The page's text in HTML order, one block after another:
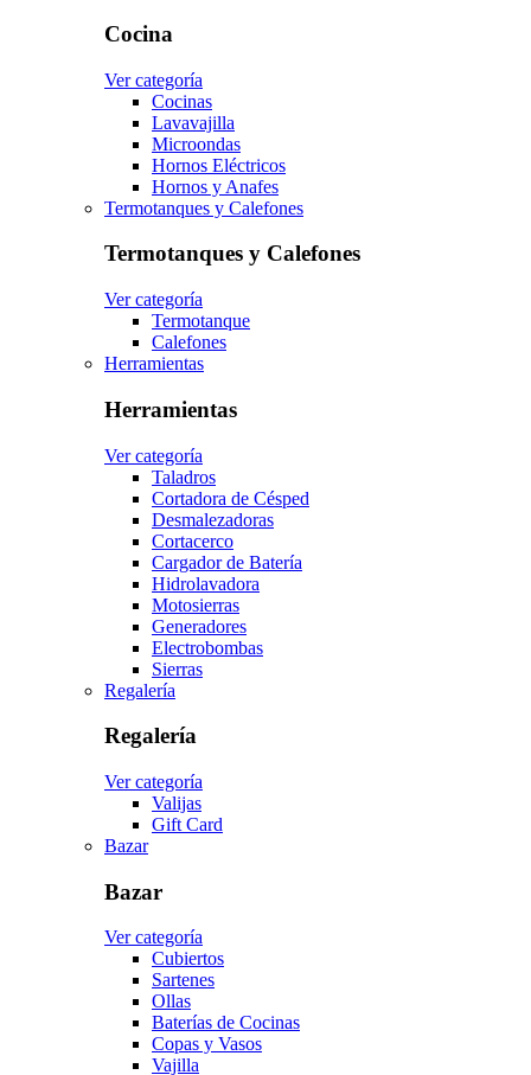
Cocina
Ver categoría
Cocinas
Lavavajilla
Microondas
Hornos Eléctricos
Hornos y Anafes
Termotanques y Calefones
Termotanques y Calefones
Ver categoría
Termotanque
Calefones
Herramientas
Herramientas
Ver categoría
Taladros
Cortadora de Césped
Desmalezadoras
Cortacerco
Cargador de Batería
Hidrolavadora
Motosierras
Generadores
Electrobombas
Sierras
Regalería
Regalería
Ver categoría
Valijas
Gift Card
Bazar
Bazar
Ver categoría
Cubiertos
Sartenes
Ollas
Baterías de Cocinas
Copas y Vasos
Vajilla